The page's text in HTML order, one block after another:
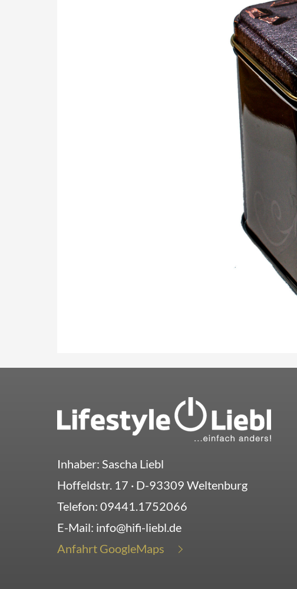
Inhaber: Sascha Liebl
Hoffeldstr. 17 · D-93309 Weltenburg
Telefon: 09441.1752066
E-Mail: info@hifi-liebl.de
Anfahrt GoogleMaps